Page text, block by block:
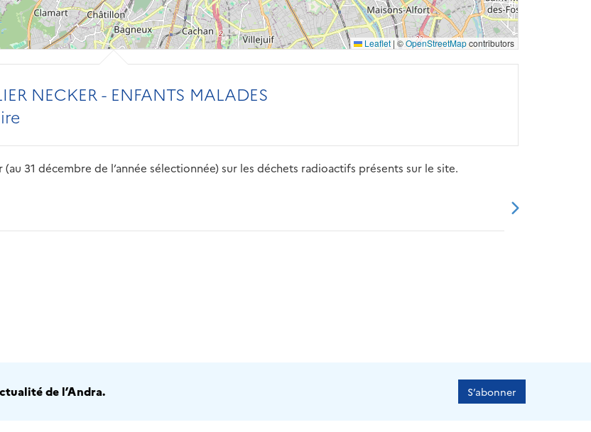
Leaflet | ©OpenStreetMapcontributors
NECKER - ENFANTS MALADES
31 décembre de l’année sélectionnée) sur les déchets radioactifs présents sur le site.
de l’Andra. S’abonner